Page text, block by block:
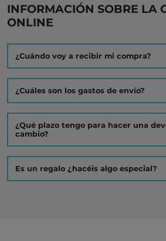
INFORMACIÓN SOBRE LA
ONLINE
¿Cuándo voy a recibir mi compra?
¿Cuáles son los gastos de envío?
¿Qué plazo tengo para hacer una
cambio?
Es un regalo ¿hacéis algo especial?